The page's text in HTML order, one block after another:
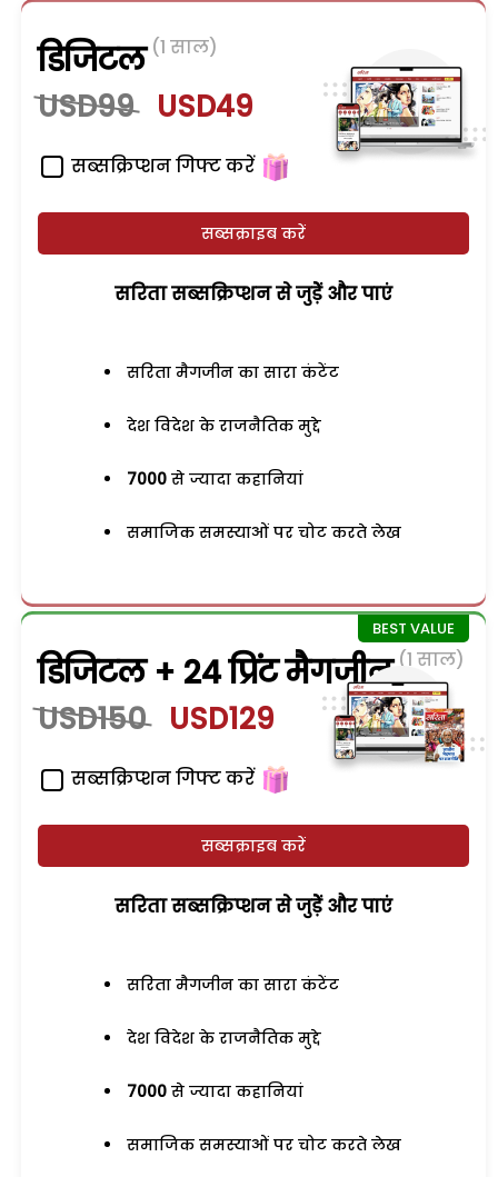
डिजिटल (1 साल)
USD99 USD49
सब्सक्रिप्शन गिफ्ट करें
सब्सक्राइब करें
सरिता सब्सक्रिप्शन से जुड़ेें और पाएं
सरिता मैगजीन का सारा कंटेंट
देश विदेश के राजनैतिक मुद्दे
7000 से ज्यादा कहानियां
समाजिक समस्याओं पर चोट करते लेख
डिजिटल + 24 प्रिंट मैगजीन (1 साल)
USD150 USD129
सब्सक्रिप्शन गिफ्ट करें
सब्सक्राइब करें
सरिता सब्सक्रिप्शन से जुड़ेें और पाएं
सरिता मैगजीन का सारा कंटेंट
देश विदेश के राजनैतिक मुद्दे
7000 से ज्यादा कहानियां
समाजिक समस्याओं पर चोट करते लेख